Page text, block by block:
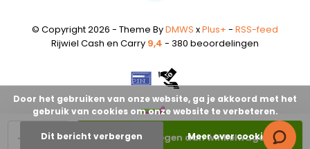
+
- Toevoegen aan winkelwagen
© Copyright 2026 - Theme ByDMWS xPlus+ - RSS-feed
Rijwiel Cash en Carry 9,4 - 380 beoordelingen
Door het gebruiken van onze website, ga je akkoord met het
gebruik van cookies om onze website te verbeteren.
Dit bericht verbergen Meer over cookies »